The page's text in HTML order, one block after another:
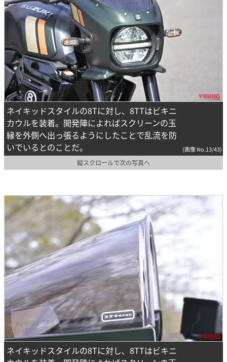
ネイキッドスタイルの8Tに対し、8TTはビキニ
カウルを装着。開発陣によればスクリーンの玉
縁を外側へ出っ張るようにしたことで乱流を防
いでいるとのことだ。
(画像 No.13/43)
縦スクロールで次の写真へ
ネイキッドスタイルの8Tに対し、8TTはビキニ